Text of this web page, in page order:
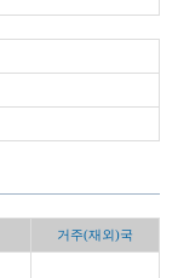
거주(재외)국